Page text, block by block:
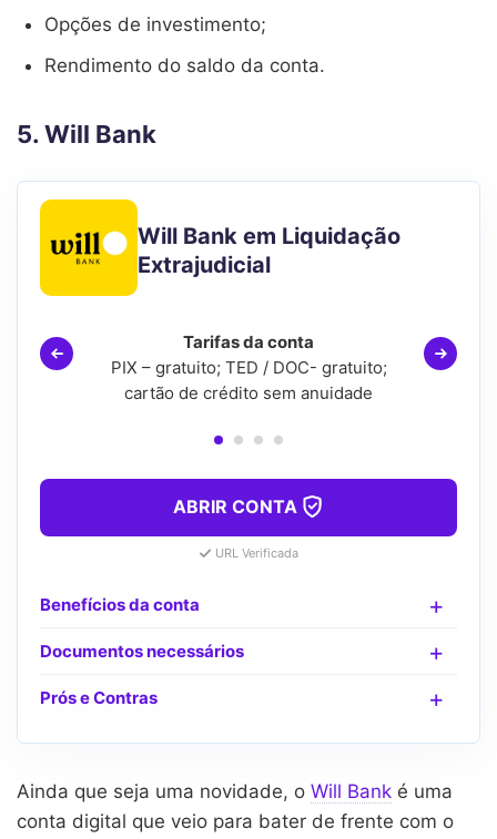
Opções de investimento;
Rendimento do saldo da conta.
5. Will Bank
Will Bank em Liquidação
Extrajudicial
Tarifas da conta
PIX – gratuito; TED / DOC- gratuito;
cartão de crédito sem anuidade
ABRIR CONTA
URL Verificada
Benefícios da conta
Documentos necessários
Prós e Contras
Ainda que seja uma novidade, o Will Bank é uma
conta digital que veio para bater de frente com o